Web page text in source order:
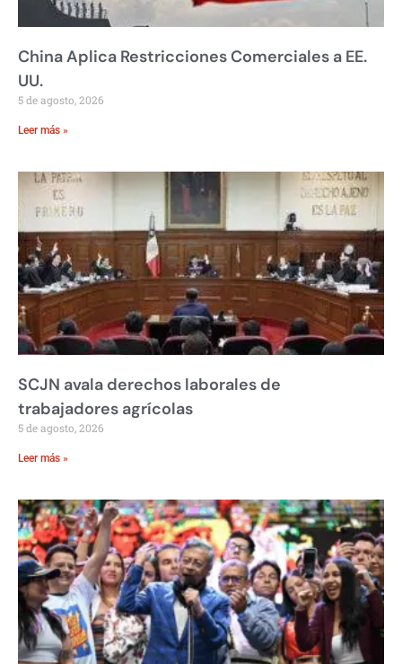
China Aplica Restricciones Comerciales a EE.
UU.
5 de agosto, 2026
Leer más »
SCJN avala derechos laborales de
trabajadores agrícolas
5 de agosto, 2026
Leer más »